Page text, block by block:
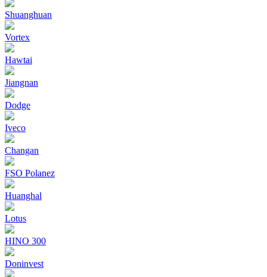
Shuanghuan
Vortex
Hawtai
Jiangnan
Dodge
Iveco
Changan
FSO Polanez
Huanghal
Lotus
HINO 300
Doninvest